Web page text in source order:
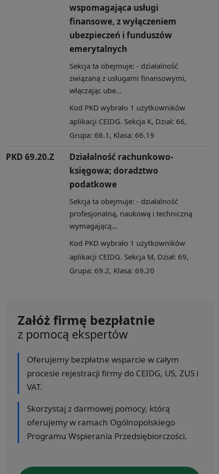
wspomagająca usługi
finansowe, z wyłączeniem
ubezpieczeń i funduszów
emerytalnych
Sekcja ta obejmuje: - działalność
związaną z usługami finansowymi,
włączając ube...
Kod PKD wybrało 1 użytkowników
aplikacji CEIDG. Sekcja K, Dział: 66,
Grupa: 66.1, Klasa: 66.19
PKD 69.20.Z
Działalność rachunkowo-
księgowa; doradztwo
podatkowe
Sekcja ta obejmuje: - działalność
profesjonalną, naukową i techniczną
wymagającą...
Kod PKD wybrało 1 użytkowników
aplikacji CEIDG. Sekcja M, Dział: 69,
Grupa: 69.2, Klasa: 69.20
Załóż firmę bezpłatnie
z pomocą ekspertów
Oferujemy bezpłatne wsparcie w całym
procesie rejestracji firmy do CEIDG, US, ZUS i
VAT.
Skorzystaj z darmowej pomocy, którą
oferujemy w ramach Ogólnopolskiego
Programu Wspierania Przedsiębiorczości.